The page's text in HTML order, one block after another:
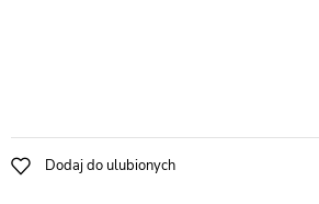
Dodaj do ulubionych